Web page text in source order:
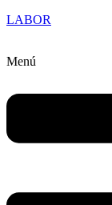
LABOR
Menú